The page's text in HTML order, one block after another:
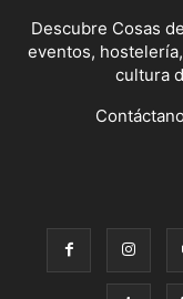
Descubre Cosas
eventos,
cultura